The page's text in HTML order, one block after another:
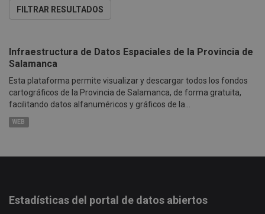
FILTRAR RESULTADOS
Infraestructura de Datos Espaciales de la Provincia de
Salamanca
Esta plataforma permite visualizar y descargar todos los fondos
cartográficos de la Provincia de Salamanca, de forma gratuita,
facilitando datos alfanuméricos y gráficos de la...
WEB
Estadísticas del portal de datos abiertos